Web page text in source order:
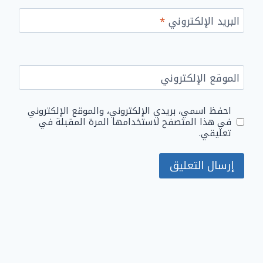
البريد الإلكتروني*
الموقع الإلكتروني
احفظ اسمي، بريدي الإلكتروني، والموقع الإلكتروني
في هذا المتصفح لاستخدامها المرة المقبلة في
تعليقي.